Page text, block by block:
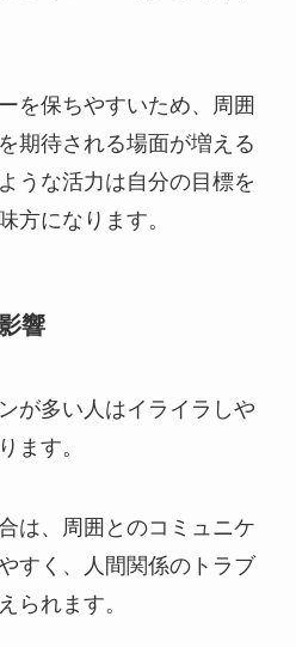
を保ちやすいため、周囲
期待される場面が増える
うな活力は自分の目標を
方になります。
響
が多い人はイライラしや
ます。
は、周囲とのコミュニケ
すく、人間関係のトラブ
られます。